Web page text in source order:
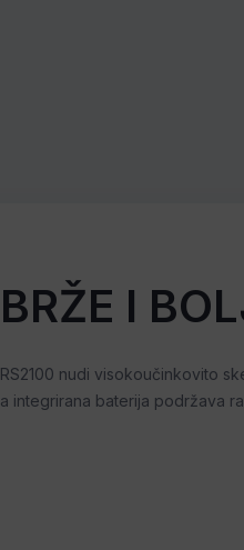
BRŽE I
RS2100 nudi visokoučinkovito
a integrirana baterija podržava